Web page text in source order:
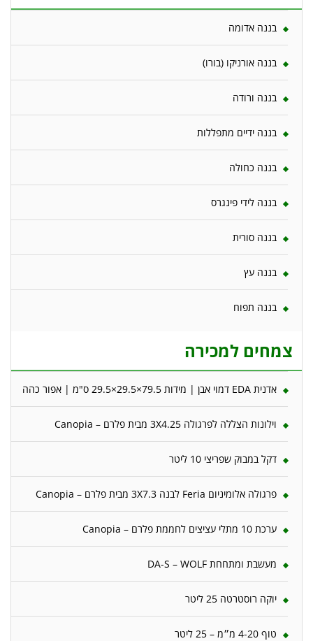
בננה אדומה
בננה אורניקו (בורו)
בננה ורודה
בננה ידיים מתפללות
בננה כחולה
בננה לידי פינגרס
בננה סורית
בננה עץ
בננה תפוח
צמחים למכירה
אדנית EDA דמוי אבן | מידות 79.5×29.5×29.5 ס"מ | אפור כהה
וילונות הצללה לפרגולה 3X4.25 מבית פלרם – Canopia
דקל במבוק שפריצי 10 ליטר
פרגולה אלומיניום Feria לבנה 3X7.3 מבית פלרם – Canopia
ערכת 10 מתלי עציצים לחממת פלרם – Canopia
מעשבת ומתחחת DA-S – WOLF
יוקה רוסטרטה 25 ליטר
טוף 4-20 מ״מ – 25 ליטר